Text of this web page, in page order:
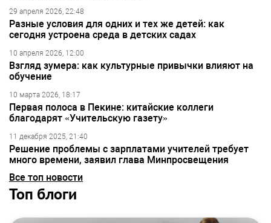
29 апреля 2026, 22:48
Разные условия для одних и тех же детей: как
сегодня устроена среда в детских садах
10 апреля 2026, 12:00
Взгляд зумера: как культурные привычки влияют на
обучение
10 марта 2026, 18:17
Первая полоса в Пекине: китайские коллеги
благодарят «Учительскую газету»
11 декабря 2025, 21:40
Решение проблемы с зарплатами учителей требует
много времени, заявил глава Минпросвещения
Все топ новости
Топ блоги